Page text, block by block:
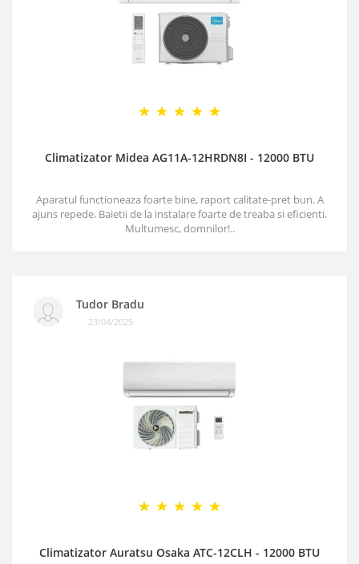
Climatizator Midea AG11A-12HRDN8I - 12000 BTU
Aparatul functioneaza foarte bine, raport calitate-pret bun. A
ajuns repede. Baietii de la instalare foarte de treaba si eficienti.
Multumesc, domnilor!..
Tudor Bradu
23/04/2025
Climatizator Auratsu Osaka ATC-12CLH - 12000 BTU